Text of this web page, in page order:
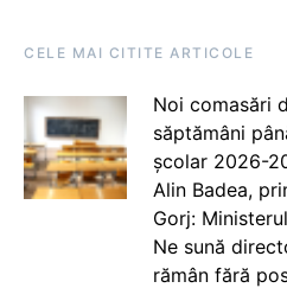
CELE MAI CITITE ARTICOLE
Noi comasări
săptămâni
școlar 2026-
Alin Badea,
Gorj:
Ne sună
rămân fără